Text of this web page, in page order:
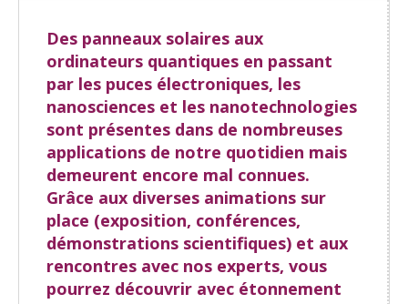
Des panneaux solaires aux
ordinateurs quantiques en passant
par les puces électroniques, les
nanosciences et les nanotechnologies
sont présentes dans de nombreuses
applications de notre quotidien mais
demeurent encore mal connues.
Grâce aux diverses animations sur
place (exposition, conférences,
démonstrations scientifiques) et aux
rencontres avec nos experts, vous
pourrez découvrir avec étonnement